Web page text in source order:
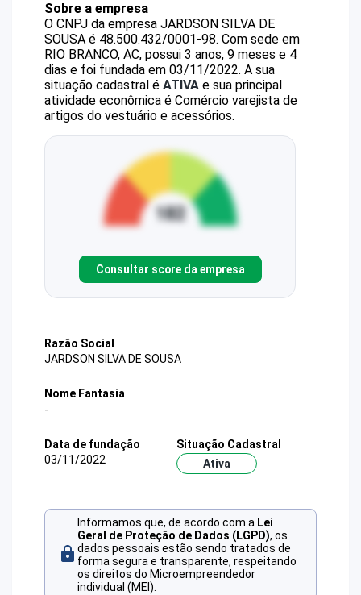
Sobre a empresa
O CNPJ da empresa JARDSON SILVA DE
SOUSA é 48.500.432/0001-98. Com sede em
RIO BRANCO, AC, possui 3 anos, 9 meses e 4
dias e foi fundada em 03/11/2022. A sua
situação cadastral é ATIVA e sua principal
atividade econômica é Comércio varejista de
artigos do vestuário e acessórios.
Consultar score da empresa
Razão Social
JARDSON SILVA DE SOUSA
Nome Fantasia
-
Data de fundação
03/11/2022
Situação Cadastral
Ativa
Informamos que, de acordo com a Lei
Geral de Proteção de Dados (LGPD), os
dados pessoais estão sendo tratados de
forma segura e transparente, respeitando
os direitos do Microempreendedor
individual (MEI).